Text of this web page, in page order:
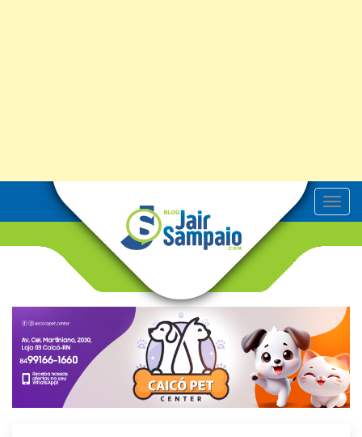
T
o
v
g
t
i
o
n